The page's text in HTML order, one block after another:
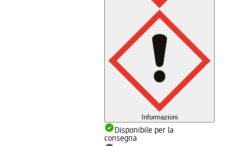
Informazioni
Disponibile per la
consegna